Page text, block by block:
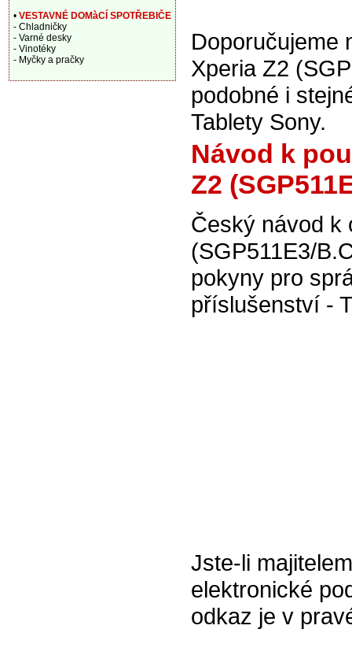
Doporučujeme
Xperia Z2
podobné i
Tablety Sony.
Návod k
Z2
Český návod k
(SGP511E3/
pokyny pro
příslušenství -
Jste-li
elektronické
odkaz je v
• VESTAVNÉ DOMàCÍ SPOTŘEBIČE
- Chladničky
- Varné desky
- Vinotéky
- Myčky a pračky